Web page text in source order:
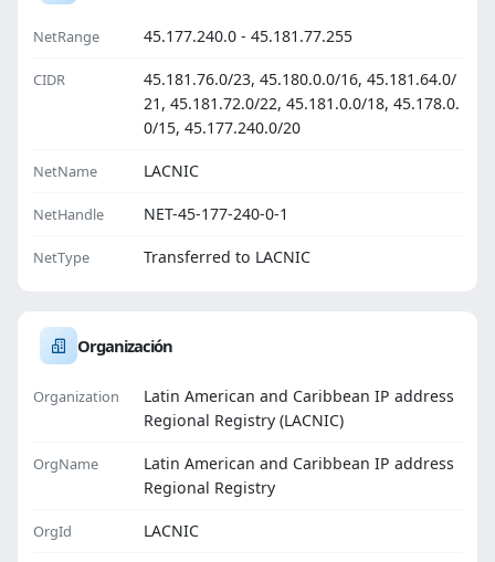
NetRange 45.177.240.0 - 45.181.77.255
CIDR
45.181.76.0/23, 45.180.0.0/16, 45.181.64.0/
21, 45.181.72.0/22, 45.181.0.0/18, 45.178.0.
0/15, 45.177.240.0/20
NetName LACNIC
NetHandle NET-45-177-240-0-1
NetType Transferred to LACNIC
Organización
Organization
Latin American and Caribbean IP address
Regional Registry (LACNIC)
OrgName
Latin American and Caribbean IP address
Regional Registry
OrgId LACNIC